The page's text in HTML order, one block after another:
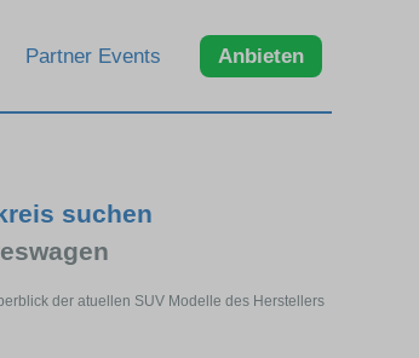
Partner Events Anbieten
suchen
der atuellen SUV Modelle des Herstellers